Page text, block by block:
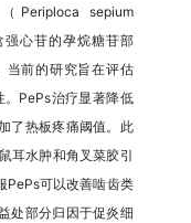
sepium
心苷的孕烷糖苷部
当前的研究旨在评估
PePs治疗显著降低
了热板疼痛阈值。此
耳水肿和角叉菜胶引
PePs可以改善啮齿类
处部分归因于促炎细